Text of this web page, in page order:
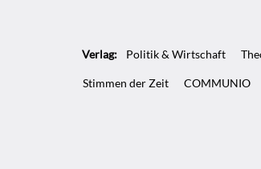
Verlag: Politik & Wirtschaft
Stimmen der Zeit COMMUNIO